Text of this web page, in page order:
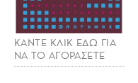
ΚΑΝΤΕ ΚΛΙΚ ΕΔΩ ΓΙΑ
ΝΑ ΤΟ ΑΓΟΡΑΣΕΤΕ